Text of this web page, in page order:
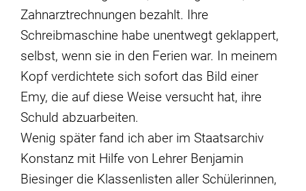
Zahnarztrechnungen bezahlt. Ihre
Schreibmaschine habe unentwegt geklappert,
selbst, wenn sie in den Ferien war. In meinem
Kopf verdichtete sich sofort das Bild einer
Emy, die auf diese Weise versucht hat, ihre
Schuld abzuarbeiten.
Wenig später fand ich aber im Staatsarchiv
Konstanz mit Hilfe von Lehrer Benjamin
Biesinger die Klassenlisten aller Schülerinnen,